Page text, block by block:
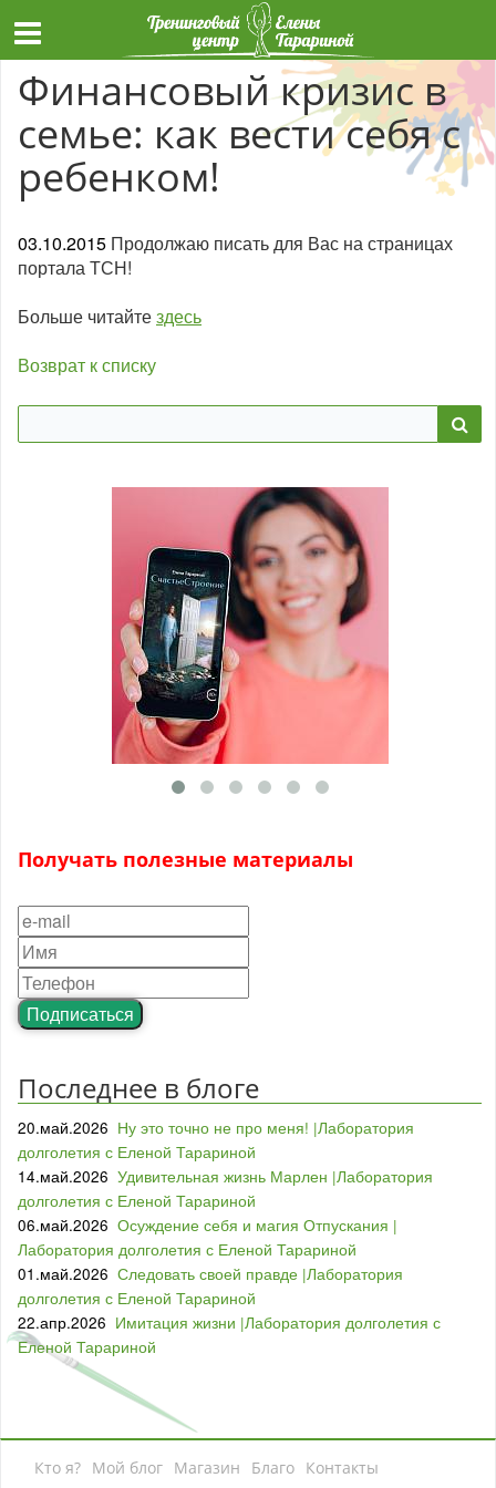
Финансовый кризис в
семье: как вести себя с
ребенком!
03.10.2015 Продолжаю писать для Вас на страницах
портала ТСН!
Больше читайтездесь
Возврат к списку
Получать полезные материалы
Подписаться
Последнее в блоге
20.май.2026 Ну это точно не про меня! |Лаборатория
долголетия с Еленой Тарариной
14.май.2026 Удивительная жизнь Марлен |Лаборатория
долголетия с Еленой Тарариной
06.май.2026 Осуждение себя и магия Отпускания |
Лаборатория долголетия с Еленой Тарариной
01.май.2026 Следовать своей правде |Лаборатория
долголетия с Еленой Тарариной
22.апр.2026 Имитация жизни |Лаборатория долголетия с
Еленой Тарариной
Кто я? Мой блог Магазин Благо Контакты